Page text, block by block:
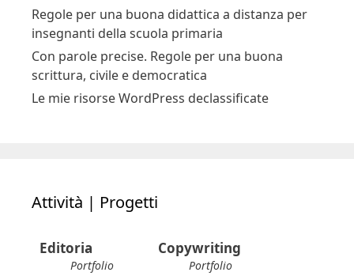
Regole per una buona didattica a distanza per
insegnanti della scuola primaria
Con parole precise. Regole per una buona
scrittura, civile e democratica
Le mie risorse WordPress declassificate
Attività | Progetti
Editoria
Portfolio
Copywriting
Portfolio